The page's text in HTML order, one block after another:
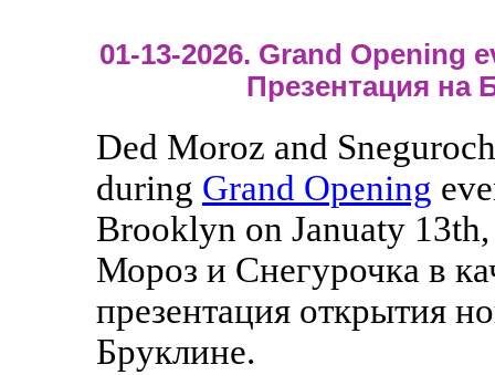
01-13-2026. Grand Opening
Презентация на
Ded Moroz and
during Grand Opening
Brooklyn on Januaty
Мороз и Снегурочка в
презентация открытия
Бруклине.